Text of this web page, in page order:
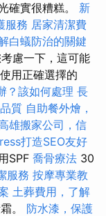
確實很糟糕。 新
服務 居家清潔費
白蟻防治的關鍵
慮一下，這可能
用正確選擇的
？該如何處理 長
質 自助餐外燴，
雄搬家公司，信
打造SEO友好
SPF 喬骨療法 30
服務 按摩專業教
土葬費用，了解
。 防水漆，保護